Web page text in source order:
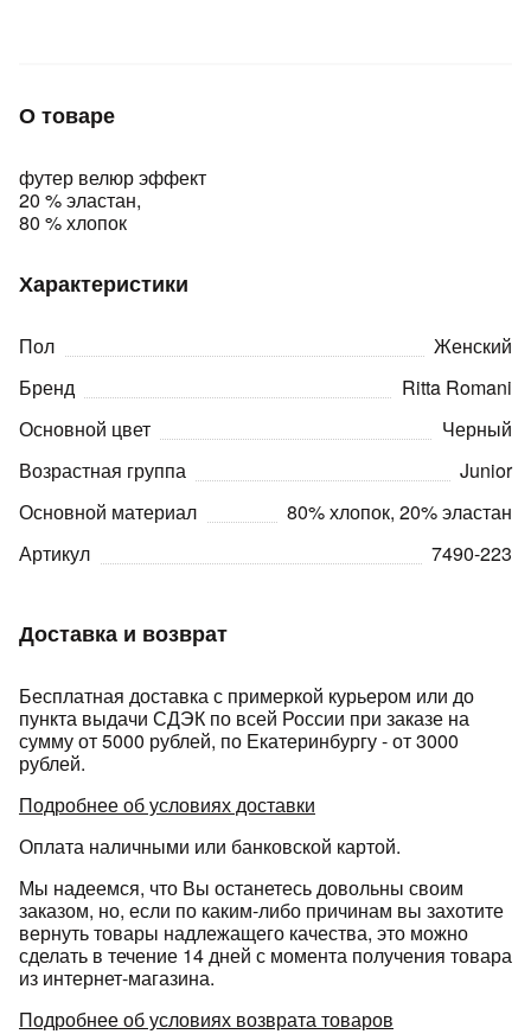
Доставка и возврат
Бесплатная доставка с примеркой курьером или до
пункта выдачи СДЭК по всей России при заказе на
сумму от 5000 рублей, по Екатеринбургу - от 3000
рублей.
Подробнее об условиях доставки
Оплата наличными или банковской картой.
Мы надеемся, что Вы останетесь довольны своим
заказом, но, если по каким-либо причинам вы захотите
вернуть товары надлежащего качества, это можно
сделать в течение 14 дней с момента получения товара
из интернет-магазина.
Подробнее об условиях возврата товаров
О товаре
футер велюр эффект
20 % эластан,
80 % хлопок
Характеристики
Пол
Женский
Бренд
Ritta Romani
Основной цвет
Черный
Возрастная группа
Junior
Основной материал
80% хлопок, 20% эластан
Артикул
7490-223
раз в 2 недели
8 800 302-02-51